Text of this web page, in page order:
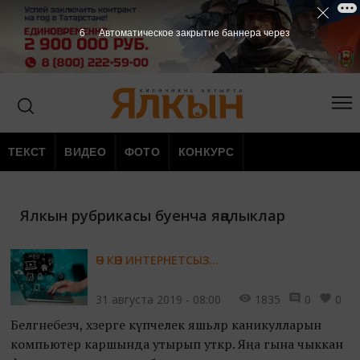
ТЕКСТ ВИДЕО ФОТО КОНКУРС
Ялкын рубрикасы буенча яңалыклар
ӨЧ КӨН ИНТЕРНЕТСЫЗ...
31 августа 2019 - 08:00 1835 0 0
Белгәнебезчә, хәзерге күпчелек яшьләр каникулларын
компьютер каршында утырып уткәрә. Яңа гына чыккан
5 Автоматическое закрытие баннера через